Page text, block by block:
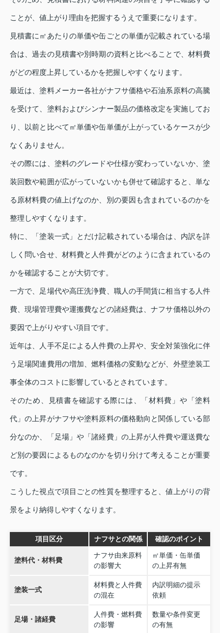
ことが、値上がり理由を把握するうえで重要になります。
見積書に㎡あたりの単価や缶ごとの単価が記載されている場
合は、過去の見積書や別時期の資料と比べることで、材料費
がどの程度上昇しているかを把握しやすくなります。
最近は、塗料メーカー各社がナフサ価格や石油系原料の高騰
を受けて、塗料およびシンナー製品の価格改定を実施してお
り、以前と比べて㎡単価や缶単価が上がっているケースが少
なくありません。
その際には、塗料のグレードや仕様が変わっていないか、塗
装回数や範囲が広がっていないかも併せて確認すると、単な
る原材料費の値上げなのか、別の要因も含まれているのかを
整理しやすくなります。
特に、「塗装一式」とだけ記載されている場合は、内訳を詳
しく問い合せ、材料費と人件費がどのように含まれているの
かを確認することが大切です。
一方で、足場代や高圧洗浄費、職人の手間賃に相当する人件
費、現場管理費や運搬費などの諸経費は、ナフサ価格以外の
要因で上がりやすい項目です。
近年は、人手不足による人件費の上昇や、安全対策強化に伴
う足場関連費用の増加、燃料価格の変動などが、外壁塗装工
事全体のコストに影響しているとされています。
そのため、見積書を確認する際には、「材料費」や「塗料
代」の上昇がナフサや塗料原料の価格動向と関係している部
分なのか、「足場」や「諸経費」の上昇が人件費や運送費な
ど別の要因によるものなのかを切り分けて考えることが重要
です。
こうした視点で項目ごとの性質を整理すると、値上がりの背
景をより納得しやすくなります。
項目区分 ナフサとの関係 確認のポイント
塗料代・材料費
ナフサ由来原料
の影響大
㎡単価・缶単価
の上昇有無
塗装一式
材料費と人件費
の混在
内訳明細の提示
依頼
足場・諸経費
人件費・燃料費
の影響
数量や条件変更
の有無